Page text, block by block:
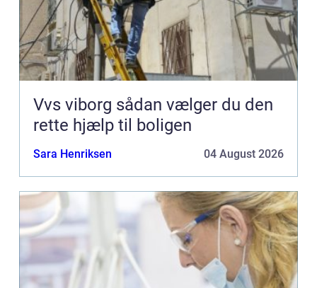
Vvs viborg sådan vælger du den
rette hjælp til boligen
Sara Henriksen 04 August 2026